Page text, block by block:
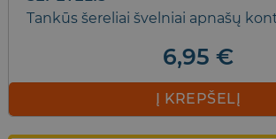
Tankūs šereliai švelniai apnašų
6,95 €
Į KREPŠELĮ